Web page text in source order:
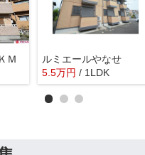
Ｍ
ルミエールやなせ
5.5万円 / 1LDK